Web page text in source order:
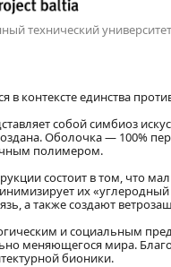
технический университет
в контексте единства
собой симбиоз
Оболочка — 100%
полимером.
состоит в том, что
их
а также создают
и социальным
меняющегося мира.
бионики.